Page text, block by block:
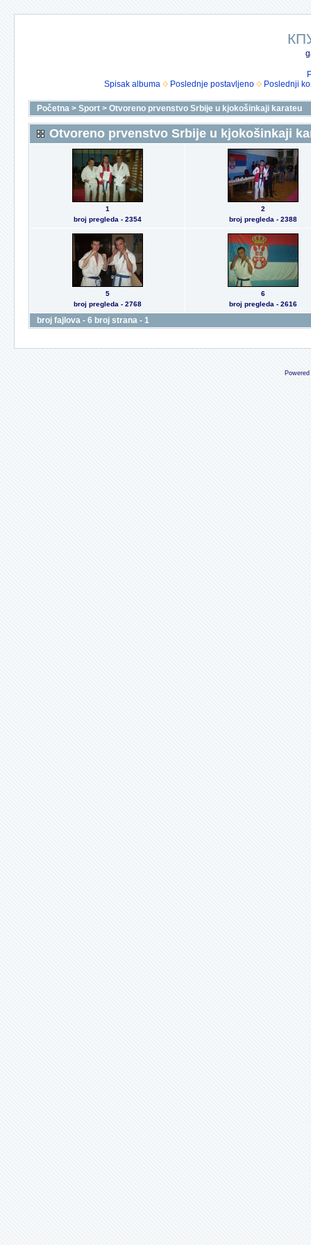
Spisak albuma
Poslednje postavljeno Poslednji
Početna > Sport > Otvoreno prvenstvo Srbije u kjokošinkaji karateu
Otvoreno prvenstvo Srbije u kjokošinkaji
1
broj pregleda - 2354
2
broj pregleda - 2388
5
broj pregleda - 2768
6
broj pregleda - 2616
broj fajlova - 6 broj strana - 1